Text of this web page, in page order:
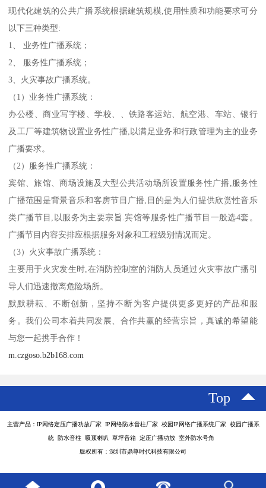
现代化建筑的公共广播系统根据建筑规模,使用性质和功能要求可分
以下三种类型:
1、 业务性广播系统；
2、 服务性广播系统；
3、火灾事故广播系统。
（1）业务性广播系统：
办公楼、商业写字楼、学校、、铁路客运站、航空港、车站、银行
及工厂等建筑物设置业务性广播,以满足业务和行政管理为主的业务
广播要求。
（2）服务性广播系统：
宾馆、旅馆、商场设施及大型公共活动场所设置服务性广播,服务性
广播范围是背景音乐和客房节目广播,目的是为人们提供欣赏性音乐
类广播节目,以服务为主要宗旨.宾馆等服务性广播节目一般选4套。
广播节目内容安排应根据服务对象和工程级别情况而定。
（3）火灾事故广播系统：
主要用于火灾发生时,在消防控制室的消防人员通过火灾事故广播引
导人们迅速撤离危险场所。
默默耕耘、不断创新，坚持不断为客户提供更多更好的产品和服
务。我们公司本着共同发展、合作共赢的经营宗旨，真诚的希望能
与您一起携手合作！
m.czgoso.b2b168.com
Top
主营产品：IP网络定压广播功放厂家 IP网络防水音柱厂家 校园IP网络广播系统厂家 校园广播系
统 防水音柱 吸顶喇叭 草坪音箱 定压广播功放 室外防水号角
版权所有：深圳市鼎尊时代科技有限公司